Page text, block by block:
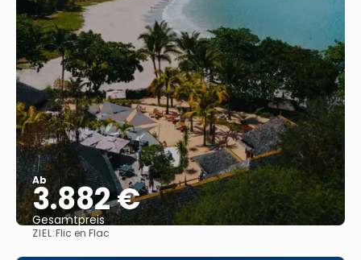
Ab
3.882 €
Gesamtpreis
ZIEL:Flic en Flac